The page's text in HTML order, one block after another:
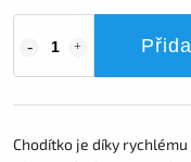
Chodítko je díky